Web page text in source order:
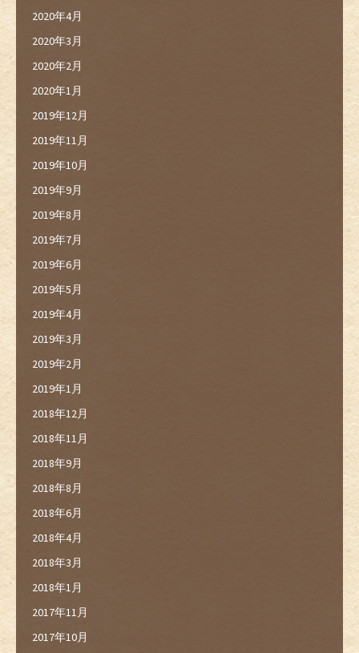
2020年4月
2020年3月
2020年2月
2020年1月
2019年12月
2019年11月
2019年10月
2019年9月
2019年8月
2019年7月
2019年6月
2019年5月
2019年4月
2019年3月
2019年2月
2019年1月
2018年12月
2018年11月
2018年9月
2018年8月
2018年6月
2018年4月
2018年3月
2018年1月
2017年11月
2017年10月